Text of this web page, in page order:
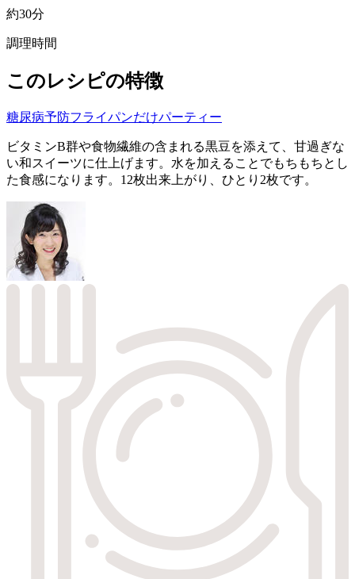
約30分
調理時間
このレシピの特徴
糖尿病予防フライパンだけパーティー
ビタミンB群や食物繊維の含まれる黒豆を添えて、甘過ぎな
い和スイーツに仕上げます。水を加えることでもちもちとし
た食感になります。12枚出来上がり、ひとり2枚です。